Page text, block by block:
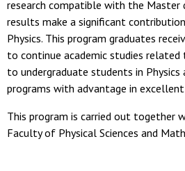
research compatible with the Master
results make a significant
Physics. This program graduates
to continue academic studies related
to undergraduate students in
programs with advantage in
This program is carried out
Faculty of Physical Sciences and